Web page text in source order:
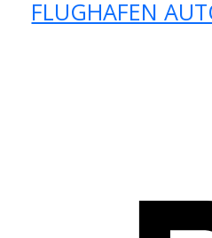
FLUGHAFEN